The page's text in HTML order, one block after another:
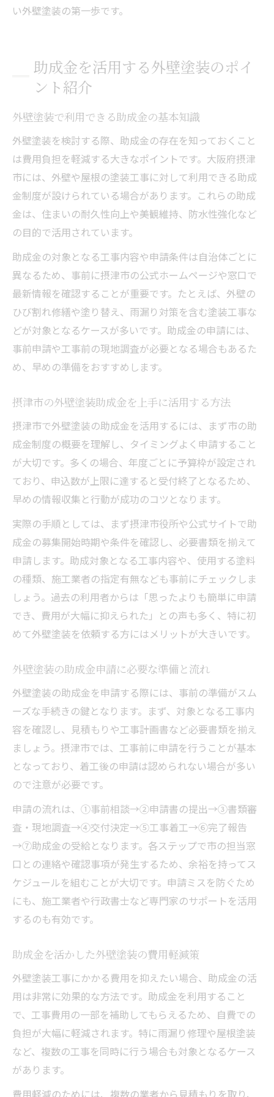
い外壁塗装の第一歩です。
助成金を活用する外壁塗装のポイ
ント紹介
外壁塗装で利用できる助成金の基本知識
外壁塗装を検討する際、助成金の存在を知っておくこと
は費用負担を軽減する大きなポイントです。大阪府摂津
市には、外壁や屋根の塗装工事に対して利用できる助成
金制度が設けられている場合があります。これらの助成
金は、住まいの耐久性向上や美観維持、防水性強化など
の目的で活用されています。
助成金の対象となる工事内容や申請条件は自治体ごとに
異なるため、事前に摂津市の公式ホームページや窓口で
最新情報を確認することが重要です。たとえば、外壁の
ひび割れ修繕や塗り替え、雨漏り対策を含む塗装工事な
どが対象となるケースが多いです。助成金の申請には、
事前申請や工事前の現地調査が必要となる場合もあるた
め、早めの準備をおすすめします。
摂津市の外壁塗装助成金を上手に活用する方法
摂津市で外壁塗装の助成金を活用するには、まず市の助
成金制度の概要を理解し、タイミングよく申請すること
が大切です。多くの場合、年度ごとに予算枠が設定され
ており、申込数が上限に達すると受付終了となるため、
早めの情報収集と行動が成功のコツとなります。
実際の手順としては、まず摂津市役所や公式サイトで助
成金の募集開始時期や条件を確認し、必要書類を揃えて
申請します。助成対象となる工事内容や、使用する塗料
の種類、施工業者の指定有無なども事前にチェックしま
しょう。過去の利用者からは「思ったよりも簡単に申請
でき、費用が大幅に抑えられた」との声も多く、特に初
めて外壁塗装を依頼する方にはメリットが大きいです。
外壁塗装の助成金申請に必要な準備と流れ
外壁塗装の助成金を申請する際には、事前の準備がスム
ーズな手続きの鍵となります。まず、対象となる工事内
容を確認し、見積もりや工事計画書など必要書類を揃え
ましょう。摂津市では、工事前に申請を行うことが基本
となっており、着工後の申請は認められない場合が多い
ので注意が必要です。
申請の流れは、①事前相談→②申請書の提出→③書類審
査・現地調査→④交付決定→⑤工事着工→⑥完了報告
→⑦助成金の受給となります。各ステップで市の担当窓
口との連絡や確認事項が発生するため、余裕を持ってス
ケジュールを組むことが大切です。申請ミスを防ぐため
にも、施工業者や行政書士など専門家のサポートを活用
するのも有効です。
助成金を活かした外壁塗装の費用軽減策
外壁塗装工事にかかる費用を抑えたい場合、助成金の活
用は非常に効果的な方法です。助成金を利用すること
で、工事費用の一部を補助してもらえるため、自費での
負担が大幅に軽減されます。特に雨漏り修理や屋根塗装
など、複数の工事を同時に行う場合も対象となるケース
があります。
費用軽減のためには、複数の業者から見積もりを取り、